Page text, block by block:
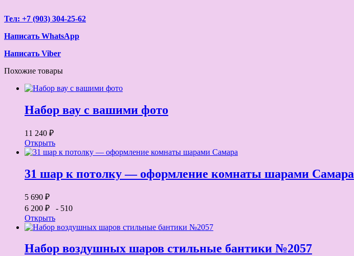
Тел: +7 (903) 304-25-62
Написать WhatsApp
Написать Viber
Похожие товары
Набор вау с вашими фото
11 240 ₽
Открыть
31 шар к потолку — оформление комнаты шарами Самара
5 690 ₽
6 200 ₽ - 510
Открыть
Набор воздушных шаров стильные бантики №2057